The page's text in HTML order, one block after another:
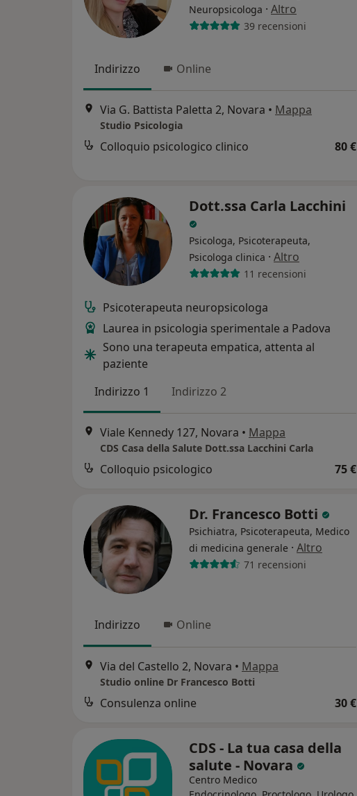
Neuropsicologa · Altro
39 recensioni
Indirizzo Online
Via G. Battista Paletta 2, Novara • Mappa
Studio Psicologia
Colloquio psicologico clinico 80 €
Dott.ssa Carla Lacchini
Psicologa, Psicoterapeuta,
Psicologa clinica · Altro
11 recensioni
Psicoterapeuta neuropsicologa
Laurea in psicologia sperimentale a Padova
Sono una terapeuta empatica, attenta al
paziente
Indirizzo 1
Indirizzo 2
Viale Kennedy 127, Novara • Mappa
CDS Casa della Salute Dott.ssa Lacchini Carla
Colloquio psicologico 75 €
Dr. Francesco Botti
Psichiatra, Psicoterapeuta, Medico
di medicina generale · Altro
71 recensioni
Indirizzo Online
Via del Castello 2, Novara • Mappa
Studio online Dr Francesco Botti
Consulenza online 30 €
CDS - La tua casa della
salute - Novara
Centro Medico